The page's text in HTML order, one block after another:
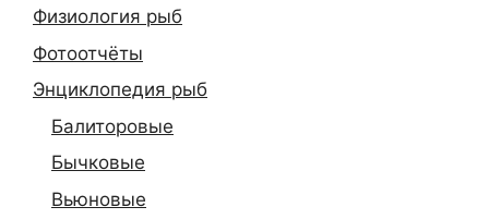
Физиология рыб
Фотоотчёты
Энциклопедия рыб
Балиторовые
Бычковые
Вьюновые